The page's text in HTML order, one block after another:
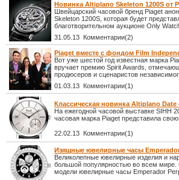
Новинка Altiplano Skeleton 1200S от
Швейцарский часовой бренд Piaget
Skeleton 1200S, которая будет
благотворительном аукционе Only
31.05.13 Комментарии(2)
Piaget вместе с фондом Film
Вот уже шестой год известная марка
вручает премию Spirit Awards,
продюсеров и сценаристов
01.03.13 Комментарии(1)
Классическая новинка Altiplano Date
На ежегодной часовой выставке SIHH
часовая марка Piaget представила свою
22.02.13 Комментарии(1)
Изящные ювелирные часы
Великолепные ювелирные изделия и
большой популярностью во всем мире.
модели ювелирные часы Emperador